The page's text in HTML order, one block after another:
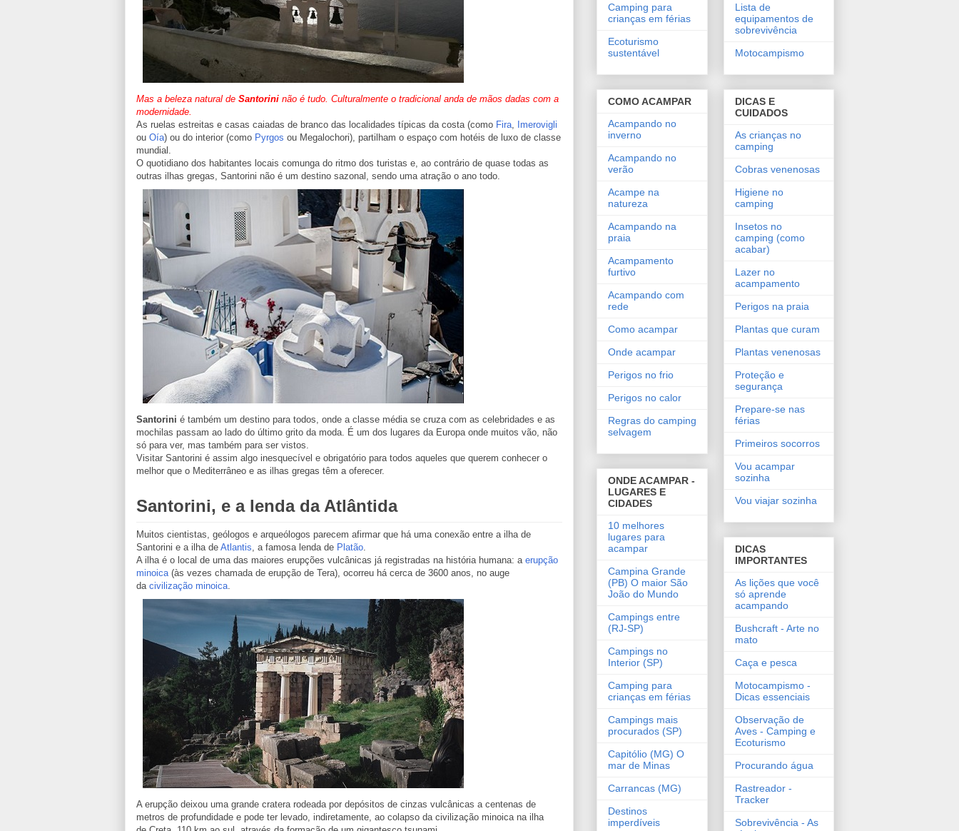
Mas a beleza natural de Santorini não é tudo. Culturalmente o tradicional anda de mãos dadas com a
modernidade.
As ruelas estreitas e casas caiadas de branco das localidades típicas da costa (como Fira Imerovigli
ou Oía) ou do interior (como Pyrgos ou Megalochori), partilham o espaço com hotéis de luxo de classe
mundial.
O quotidiano dos habitantes locais comunga do ritmo dos turistas e, ao contrário de quase todas as
outras ilhas gregas, Santorini não é um destino sazonal, sendo uma atração o ano todo.
Santorini é também um destino para todos, onde a classe média se cruza com as celebridades e as
mochilas passam ao lado do último grito da moda. É um dos lugares da Europa onde muitos vão, não
só para ver, mas também para ser vistos.
Visitar Santorini é assim algo inesquecível e obrigatório para todos aqueles que querem conhecer o
melhor que o Mediterrâneo e as ilhas gregas têm a oferecer.
Santorini, e a lenda da Atlântida
Muitos cientistas, geólogos e arqueólogos parecem afirmar que há uma conexão entre a ilha de
Santorini e a ilha de Atlantis , a famosa lenda de Platão
A ilha é o local de uma das maiores erupções vulcânicas já registradas na história humana: a erupção
minoica (às vezes chamada de erupção de Tera), ocorreu há cerca de 3600 anos, no auge
da civilização minoica
A erupção deixou uma grande cratera rodeada por depósitos de cinzas vulcânicas a centenas de
metros de profundidade e pode ter levado, indiretamente, ao colapso da civilização minoica na ilha
Camping para
crianças em férias
Ecoturismo
sustentável
COMO ACAMPAR
Acampando no
inverno
Acampando no
verão
Acampe na
natureza
Acampando na
praia
Acampamento
furtivo
Acampando com
rede
Como acampar
Onde acampar
Perigos no frio
Perigos no calor
Regras do camping
selvagem
ONDE ACAMPAR -
LUGARES E
CIDADES
10 melhores
lugares para
acampar
Campina Grande
(PB) O maior São
João do Mundo
Campings entre
(RJ-SP)
Campings no
Interior (SP)
Camping para
crianças em férias
Campings mais
procurados (SP)
Capitólio (MG) O
mar de Minas
Carrancas (MG)
Destinos
imperdíveis
Lista de
equipamentos de
sobrevivência
Motocampismo
DICAS E
CUIDADOS
As crianças no
camping
Cobras venenosas
Higiene no
camping
Insetos no
camping (como
acabar)
Lazer no
acampamento
Perigos na praia
Plantas que curam
Plantas venenosas
Proteção e
segurança
Prepare-se nas
férias
Primeiros socorros
Vou acampar
sozinha
Vou viajar sozinha
DICAS
IMPORTANTES
As lições que você
só aprende
acampando
Bushcraft - Arte no
mato
Caça e pesca
Motocampismo -
Dicas essenciais
Observação de
Aves - Camping e
Ecoturismo
Procurando água
Rastreador -
Tracker
Sobrevivência - As